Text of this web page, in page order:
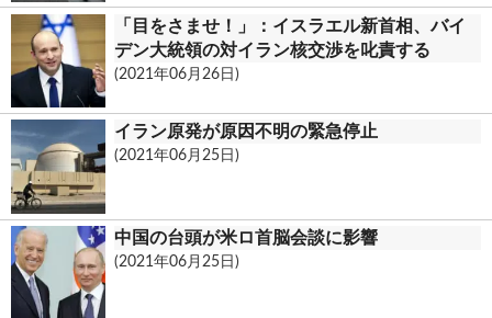
「目をさませ！」：イスラエル新首相、バイ
デン大統領の対イラン核交渉を叱責する
(2021年06月26日)
イラン原発が原因不明の緊急停止
(2021年06月25日)
中国の台頭が米ロ首脳会談に影響
(2021年06月25日)